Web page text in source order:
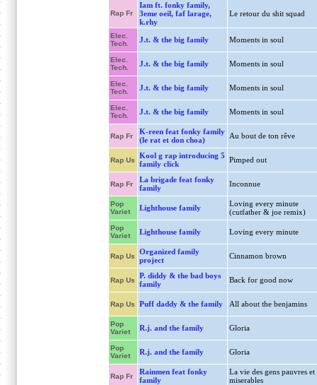
Rap Fr
Iam ft. fonky family,
3eme oeil, faf larage,
k.rhy
Le retour du shit squad
Elec.
Tech.
J.t. & the big family Moments in soul
Elec.
Tech.
J.t. & the big family Moments in soul
Elec.
Tech.
J.t. & the big family Moments in soul
Elec.
Tech.
J.t. & the big family Moments in soul
Rap Fr
K-reen feat fonky family
(le rat et don choa)
Au bout de ton rêve
Rap Us
Kool g rap introducing 5
family click
Pimped out
Rap Fr
La brigade feat fonky
family
Inconnue
Pop
Variet
Lighthouse family
Loving every minute
(cutfather & joe remix)
Pop
Variet
Lighthouse family Loving every minute
Rap Us
Organized family
project
Cinnamon brown
Rap Us
P. diddy & the bad boys
family
Back for good now
Rap Us Puff daddy & the family All about the benjamins
Pop
Variet
R.j. and the family Gloria
Pop
Variet
R.j. and the family Gloria
Rap Fr
Rainmen feat fonky
family
La vie des gens pauvres et
miserables